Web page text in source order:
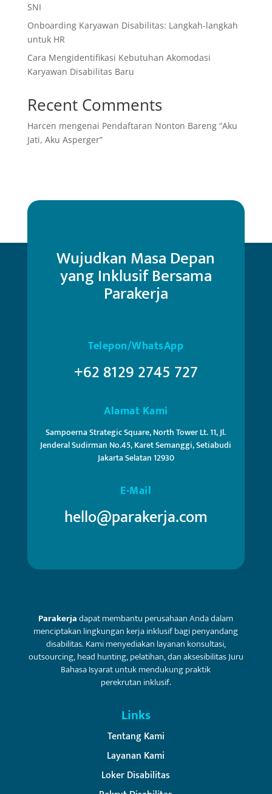
SNI
Onboarding Karyawan Disabilitas: Langkah-langkah
untuk HR
Cara Mengidentifikasi Kebutuhan Akomodasi
Karyawan Disabilitas Baru
Recent Comments
Harcen mengenai Pendaftaran Nonton Bareng “Aku
Jati, Aku Asperger”
Wujudkan Masa Depan
yang Inklusif Bersama
Parakerja
Telepon/WhatsApp
+62 8129 2745 727
Alamat Kami
Sampoerna Strategic Square, North Tower Lt. 11, Jl.
Jenderal Sudirman No.45, Karet Semanggi, Setiabudi
Jakarta Selatan 12930
E-Mail
hello@parakerja.com
Parakerjadapat membantu perusahaan Anda dalam
menciptakan lingkungan kerja inklusif bagi penyandang
disabilitas. Kami menyediakan layanan konsultasi,
outsourcing, head hunting, pelatihan, dan aksesibilitas Juru
Bahasa Isyarat untuk mendukung praktik
perekrutan inklusif.
Links
Tentang Kami
Layanan Kami
Loker Disabilitas